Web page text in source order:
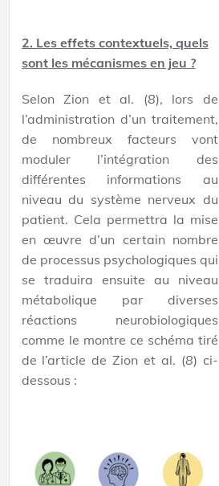
2. Les effets contextuels, quels
sont les mécanismes en jeu ?
Selon Zion et al. (8), lors de
l’administration d’un traitement,
de nombreux facteurs vont
moduler l’intégration des
différentes informations au
niveau du système nerveux du
patient. Cela permettra la mise
en œuvre d’un certain nombre
de processus psychologiques qui
se traduira ensuite au niveau
métabolique par diverses
réactions neurobiologiques
comme le montre ce schéma tiré
de l’article de Zion et al. (8) ci-
dessous :